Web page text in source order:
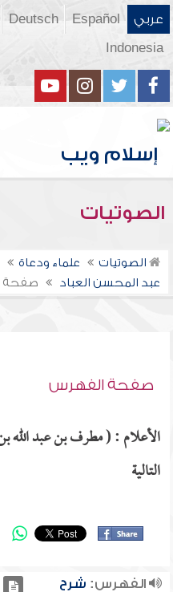
عربي Español
Deutsch
Indonesia
الصوتيات
الصوتيات علماء ودعاة
عبد المحسن العباد
صفحة
صفحة الفهرس
الأعلام : ( مطرف بن عبد الله
التالية
الفهرس: شرح